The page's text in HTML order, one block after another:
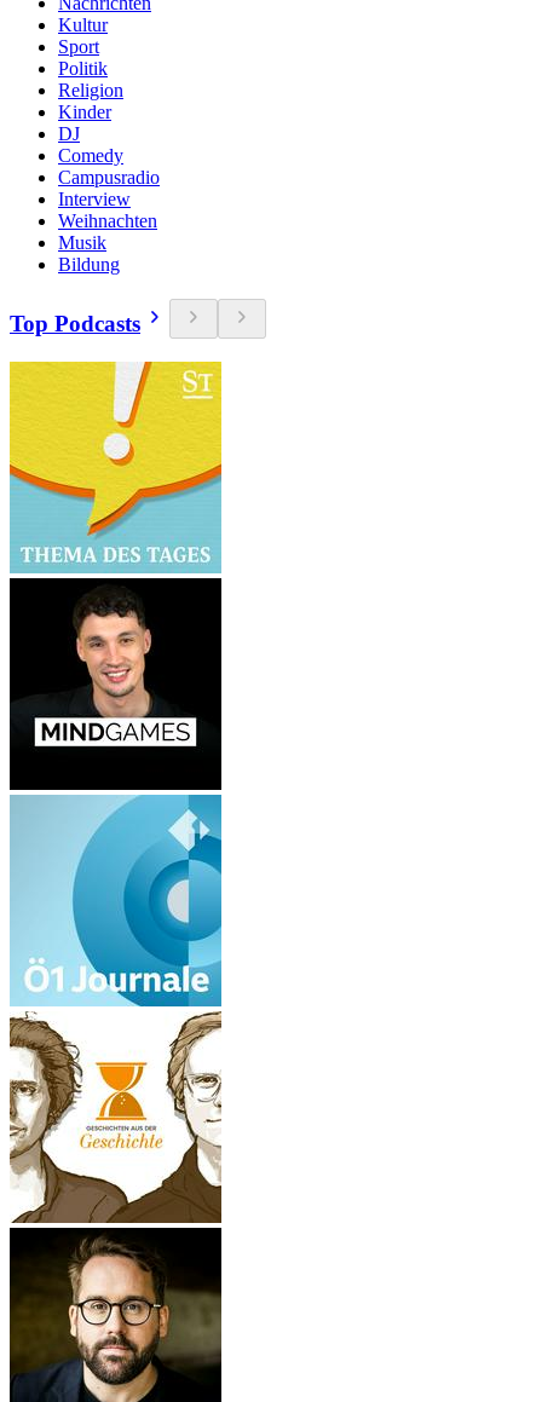
Kultur
Sport
Politik
Religion
Kinder
DJ
Comedy
Campusradio
Interview
Weihnachten
Musik
Bildung
Top Podcasts